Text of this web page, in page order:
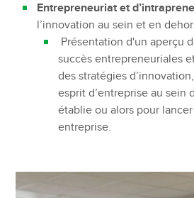
Entrepreneuriat et
l’innovation au sein et en
Présentation d'un aperçu
succès entrepreneuriales
des stratégies
esprit d’entreprise au sein
établie ou alors pour
entreprise.